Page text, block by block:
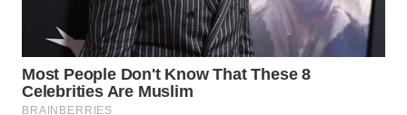
WAHANA
NEWS
WAHANA